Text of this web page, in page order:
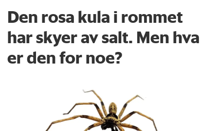
Den rosa kula i rommet
har skyer av salt. Men hva
er den for noe?